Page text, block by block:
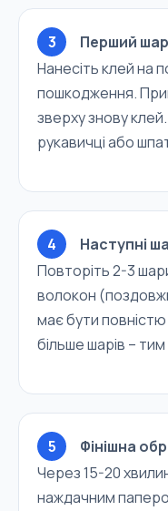
3
Перший
Нанесіть клей на
пошкодження.
зверху знову
рукавичці або
4
Наступні
Повторіть 2-3
волокон
має бути
більше шарів – тим
5
Фінішна
Через 15-20
наждачним